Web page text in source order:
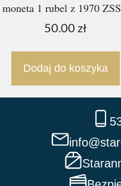
moneta 1 rubel z 1970
50.00 zł
Dodaj do koszyka